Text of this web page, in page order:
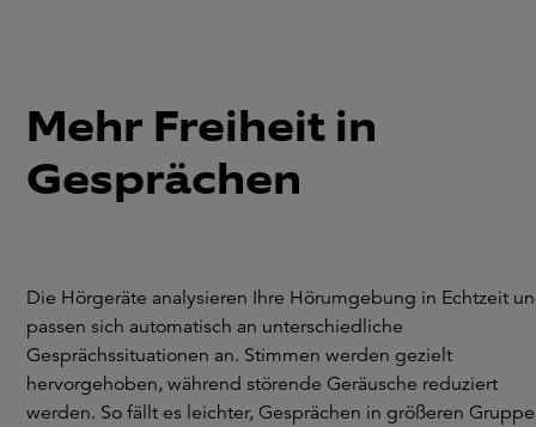
Mehr Freiheit in
Gesprächen
Die Hörgeräte analysieren Ihre Hörumgebung in Echtzeit
passen sich automatisch an unterschiedliche
Gesprächssituationen an. Stimmen werden gezielt
hervorgehoben, während störende Geräusche reduziert
werden. So fällt es leichter, Gesprächen in größeren